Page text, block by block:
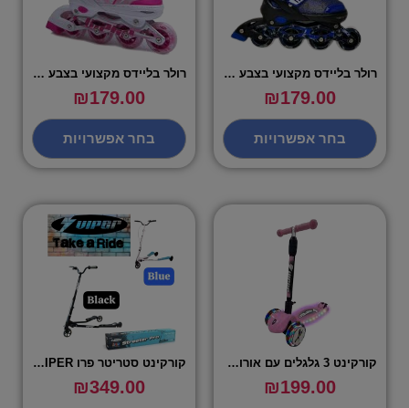
רולר בליידס מקצועי בצבע כחול מידות S,M,L – VIPER
₪179.00
בחר אפשרויות
רולר בליידס מקצועי בצבע ורוד מידות S,M,L – VIPER
₪179.00
בחר אפשרויות
קורקינט 3 גלגלים עם אורות – VIPER
₪199.00
קורקינט סטריטר פרו STREETER PRO – VIPER
₪349.00